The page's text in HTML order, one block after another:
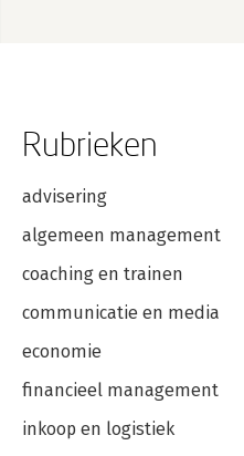
Rubrieken
advisering
algemeen management
coaching en trainen
communicatie en media
economie
financieel management
inkoop en logistiek